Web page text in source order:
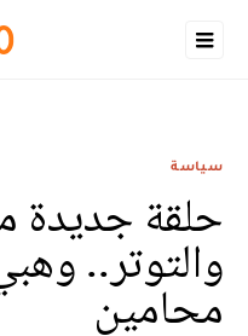
سياسة
حلقة جديدة
والتوتر..
محامين